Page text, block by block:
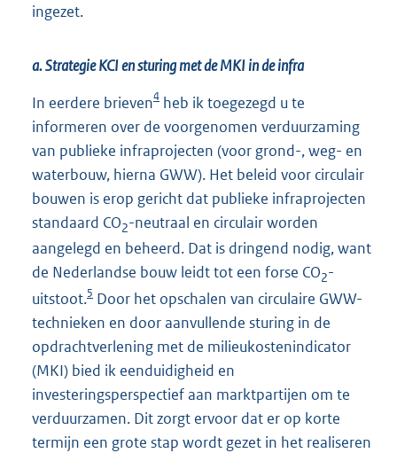
ingezet.
a. Strategie KCI en sturing met de MKI in de infra
In eerdere brieven4 heb ik toegezegd u te
informeren over de voorgenomen verduurzaming
van publieke infraprojecten (voor grond-, weg- en
waterbouw, hierna GWW). Het beleid voor circulair
bouwen is erop gericht dat publieke infraprojecten
standaard CO2-neutraal en circulair worden
aangelegd en beheerd. Dat is dringend nodig, want
de Nederlandse bouw leidt tot een forse CO2-
uitstoot.5 Door het opschalen van circulaire GWW-
technieken en door aanvullende sturing in de
opdrachtverlening met de milieukostenindicator
(MKI) bied ik eenduidigheid en
investeringsperspectief aan marktpartijen om te
verduurzamen. Dit zorgt ervoor dat er op korte
termijn een grote stap wordt gezet in het realiseren